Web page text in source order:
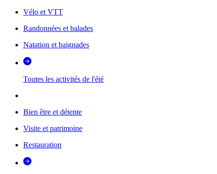
Vélo et VTT
Randonnées et balades
Natation et baignades
Toutes les activités de l'été
Bien être et détente
Visite et patrimoine
Restauration